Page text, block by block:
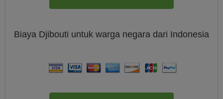
Biaya Djibouti untuk warga negara dari Indonesia